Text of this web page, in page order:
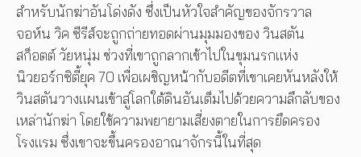
สำหรับนักฆ่าอันโด่งดัง ซึ่งเป็นหัวใจสำคัญของจักรวาล
จอห์น วิค ซีรีส์จะถูกถ่ายทอดผ่านมุมมองของ วินสตัน
สก็อตต์ วัยหนุ่ม ช่วงที่เขาถูกลากเข้าไปในขุมนรกแห่ง
นิวยอร์กซิตี้ยุค 70 เพื่อเผชิญหน้ากับอดีตที่เขาเคยหันหลังให้
วินสตันวางแผนเข้าสู่โลกใต้ดินอันเต็มไปด้วยความลึกลับของ
เหล่านักฆ่า โดยใช้ความพยายามเสี่ยงตายในการยึดครอง
โรงแรม ซึ่งเขาจะขึ้นครองอาณาจักรนี้ในที่สุด